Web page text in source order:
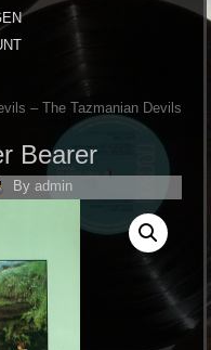
– The Tazmanian Devils
Bearer
By admin